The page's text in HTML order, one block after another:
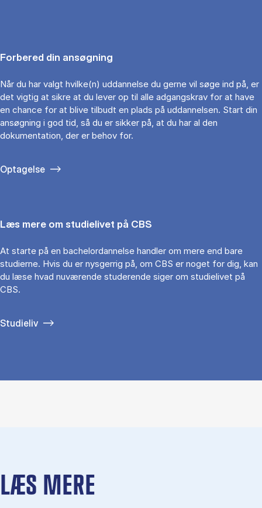
Forbered din ansøgning
Når du har valgt hvilke(n) uddannelse du gerne vil søge ind på, er
det vigtig at sikre at du lever op til alle adgangskrav for at have
en chance for at blive tilbudt en plads på uddannelsen. Start din
ansøgning i god tid, så du er sikker på, at du har al den
dokumentation, der er behov for.
Optagelse
Læs mere om studielivet på CBS
At starte på en bachelordannelse handler om mere end bare
studierne. Hvis du er nysgerrig på, om CBS er noget for dig, kan
du læse hvad nuværende studerende siger om studielivet på
CBS.
Studieliv
LÆS MERE